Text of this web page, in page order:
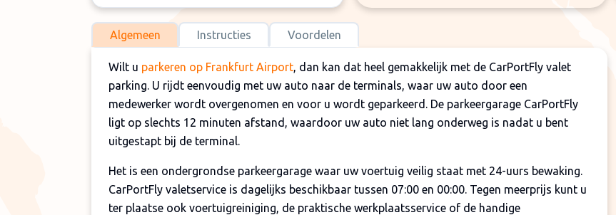
Algemeen Instructies Voordelen
Wilt u parkeren op Frankfurt Airport, dan kan dat heel gemakkelijk met de CarPortFly valet
parking. U rijdt eenvoudig met uw auto naar de terminals, waar uw auto door een
medewerker wordt overgenomen en voor u wordt geparkeerd. De parkeergarage CarPortFly
ligt op slechts 12 minuten afstand, waardoor uw auto niet lang onderweg is nadat u bent
uitgestapt bij de terminal.
Het is een ondergrondse parkeergarage waar uw voertuig veilig staat met 24-uurs bewaking.
CarPortFly valetservice is dagelijks beschikbaar tussen 07:00 en 00:00. Tegen meerprijs kunt u
ter plaatse ook voertuigreiniging, de praktische werkplaatsservice of de handige